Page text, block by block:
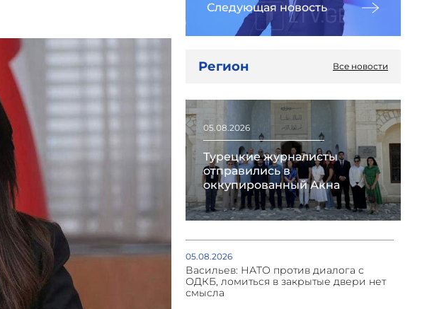
Следующая новость
Регион Все новости
05.08.2026
Турецкие журналисты
отправились в
оккупированный Акна
05.08.2026
Васильев: НАТО против диалога с
ОДКБ, ломиться в закрытые двери нет
смысла